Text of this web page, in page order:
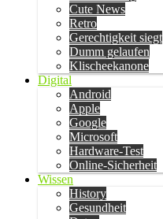
Cute News
Retro
Gerechtigkeit siegt
Dumm gelaufen
Klischeekanone
Digital
Android
Apple
Google
Microsoft
Hardware-Test
Online-Sicherheit
Wissen
History
Gesundheit